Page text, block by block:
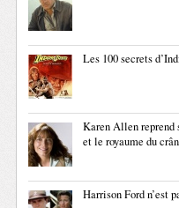
Les 100 secrets
Karen Allen reprend
et le royaume du
Harrison Ford n’est